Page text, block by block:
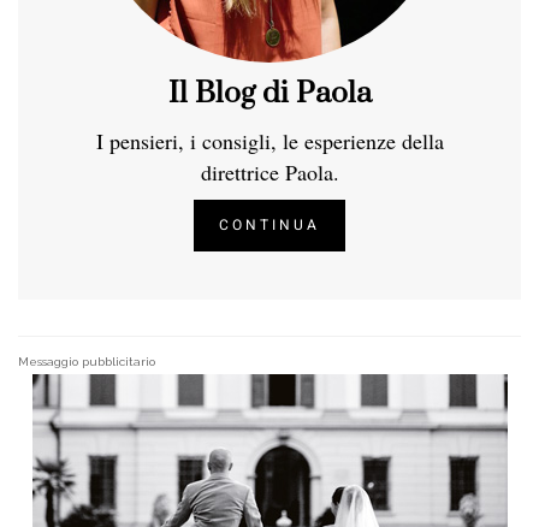
Il Blog di Paola
I pensieri, i consigli, le esperienze della
direttrice Paola.
CONTINUA
Messaggio pubblicitario